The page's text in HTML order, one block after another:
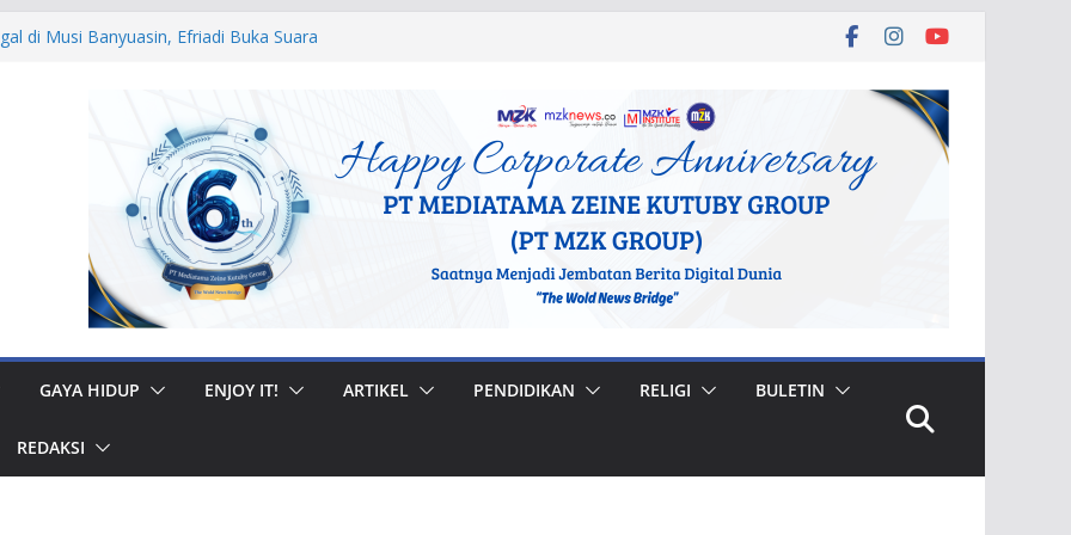
di Musi Banyuasin, Efriadi Buka Suara
Rumah di Gunung Kerinci, Anggota
Bantuan Tepat Sasaran
Bupati Bursah Zarnubi Inisiasi
di Kota Lahat
Muhidi Ajak Masyarakat Bangun
Jaga Ketertiban Sosial
GAYA HIDUP ENJOY IT! ARTIKEL PENDIDIKAN RELIGI BULETIN
REDAKSI